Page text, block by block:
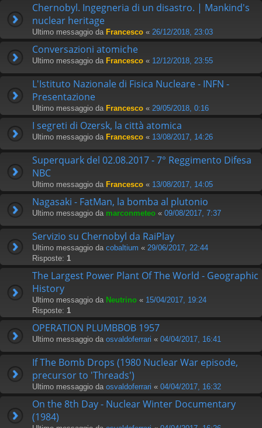
Chernobyl. Ingegneria di un disastro. | Mankind's
nuclear heritage
Ultimo messaggio da Francesco « 26/12/2018, 23:03
Conversazioni atomiche
Ultimo messaggio da Francesco « 12/12/2018, 23:55
L'Istituto Nazionale di Fisica Nucleare - INFN -
Presentazione
Ultimo messaggio da Francesco « 29/05/2018, 0:16
I segreti di Ozersk, la città atomica
Ultimo messaggio da Francesco « 13/08/2017, 14:26
Superquark del 02.08.2017 - 7° Reggimento Difesa
NBC
Ultimo messaggio da Francesco « 13/08/2017, 14:05
Nagasaki - FatMan, la bomba al plutonio
Ultimo messaggio da marconmeteo « 09/08/2017, 7:37
Servizio su Chernobyl da RaiPlay
Ultimo messaggio da cobaltium « 29/06/2017, 22:44
Risposte: 1
The Largest Power Plant Of The World - Geographic
History
Ultimo messaggio da Neutrino « 15/04/2017, 19:24
Risposte: 1
OPERATION PLUMBBOB 1957
Ultimo messaggio da osvaldoferrari « 04/04/2017, 16:41
If The Bomb Drops (1980 Nuclear War episode,
precursor to 'Threads')
Ultimo messaggio da osvaldoferrari « 04/04/2017, 16:32
On the 8th Day - Nuclear Winter Documentary
(1984)